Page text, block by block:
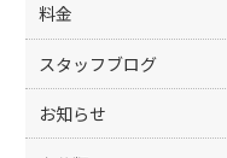
料金
スタッフブログ
お知らせ